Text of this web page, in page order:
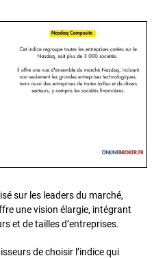
sur les leaders du marché,
une vision élargie, intégrant
et de tailles d’entreprises.
de choisir l’indice qui